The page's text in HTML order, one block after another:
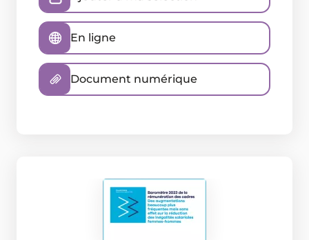
En ligne
Document numérique